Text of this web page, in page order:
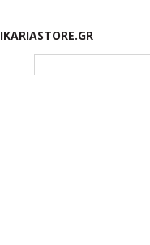
IKARIASTORE.GR